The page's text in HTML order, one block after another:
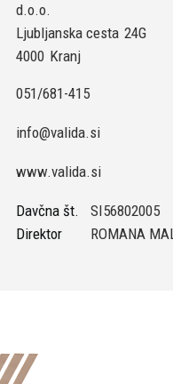
d.o.o.
Ljubljanska cesta 24G
4000 Kranj
051/681-415
info@valida.si
www.valida.si
Davčna št.
SI56802005
Direktor
ROMANA